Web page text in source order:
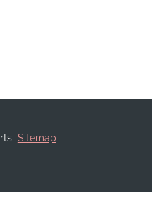
Sitemap